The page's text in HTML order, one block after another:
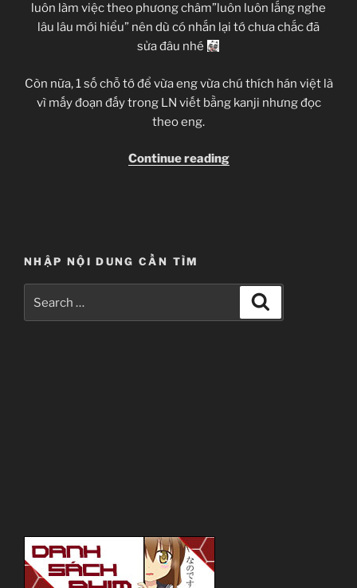
luôn làm việc theo phương châm”luôn luôn lắng nghe
lâu lâu mới hiểu” nên dù có nhắn lại tớ chưa chắc đã
sửa đâu nhé
Còn nữa, 1 số chỗ tớ để vừa eng vừa chú thích hán việt là
vì mấy đoạn đấy trong LN viết bằng kanji nhưng đọc
theo eng.
Continue reading“Hitsugi
NHẬP NỘI DUNG CẦN TÌM